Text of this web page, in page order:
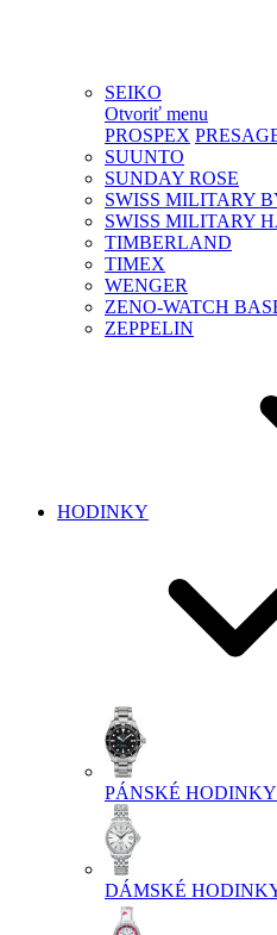
SEIKO
Otvoriť menu
PROSPEX
SUUNTO
SUNDAY ROSE
SWISS MILITARY
SWISS MILITARY
TIMBERLAND
TIMEX
WENGER
ZENO-WATCH
ZEPPELIN
HODINKY
PÁNSKÉ HODINKY
DÁMSKÉ